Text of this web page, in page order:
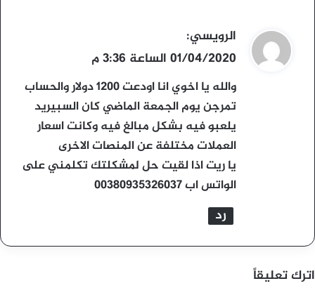
ي
ق
و
ل
الرويسي:
01/04/2020 الساعة 3:36 م
والله يا اخوي انا اودعت 1200 دولار والحساب
تمرجن يوم الجمعة الماضي كان السبيريد
يلعبو فيه بشكل مبالغ فيه وكانت اسعار
العملات مختلفة عن المنصات الاخرى
يا ريت اذا لقيت حل لمشكلتك تكلمني على
الواتس اب 00380935326037
رد
اترك تعليقاً